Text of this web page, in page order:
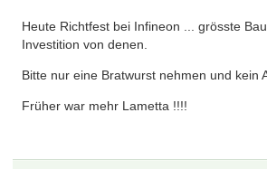
Heute Richtfest bei Infineon ... grösste
Investition von denen.
Bitte nur eine Bratwurst nehmen und kein
Früher war mehr Lametta !!!!